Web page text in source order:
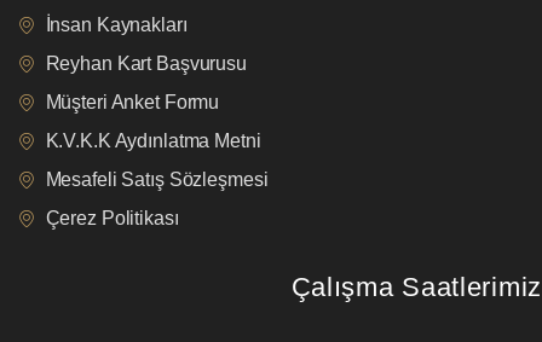
İnsan Kaynakları
Reyhan Kart Başvurusu
Müşteri Anket Formu
K.V.K.K Aydınlatma Metni
Mesafeli Satış Sözleşmesi
Çerez Politikası
Çalışma Saatlerimiz